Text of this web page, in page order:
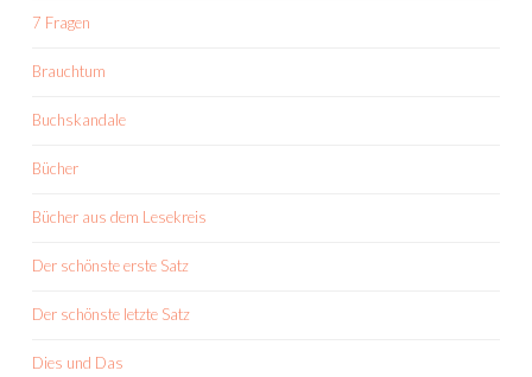
7 Fragen
Brauchtum
Buchskandale
Bücher
Bücher aus dem Lesekreis
Der schönste erste Satz
Der schönste letzte Satz
Dies und Das